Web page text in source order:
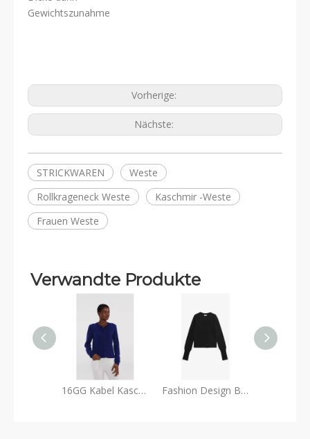
Gewichtszunahme
Vorherige:
Nächste:
STRICKWAREN
Weste
Rollkrageneck Weste
Kaschmir -Weste
Frauen Weste
Verwandte Produkte
16GG Kabel Kaschmir Cardigan Fashion Design Black Cashmere Crewneck -Pullover